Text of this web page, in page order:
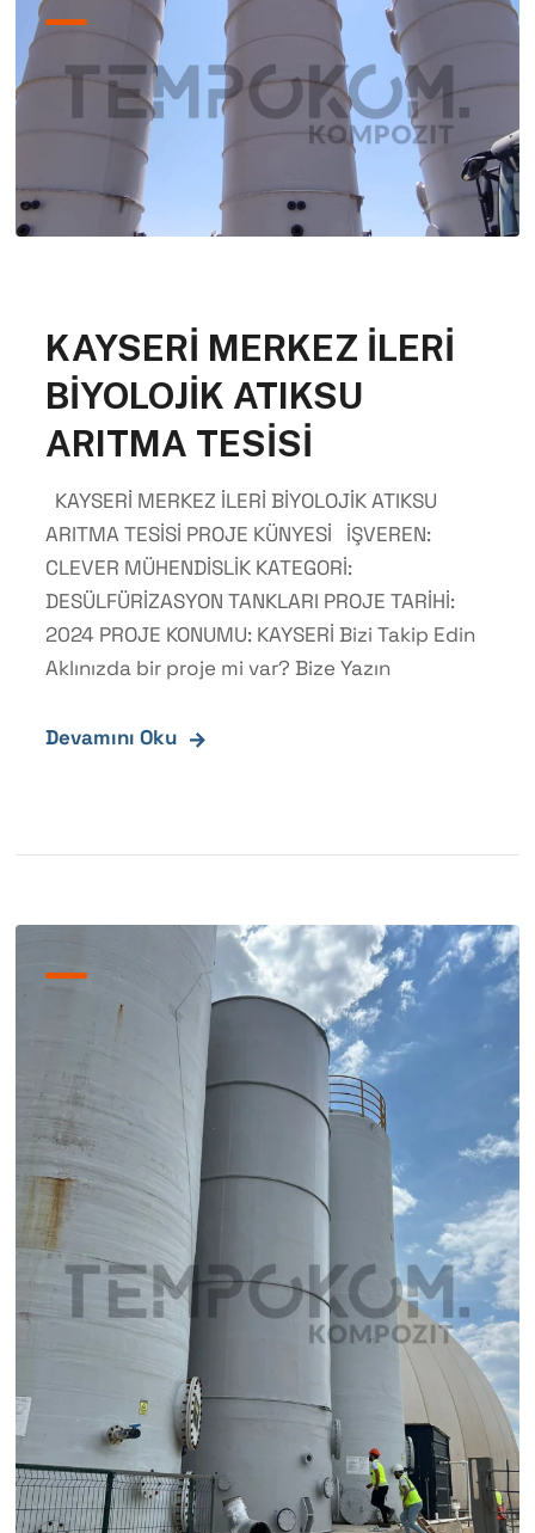
KAYSERİ MERKEZ İLERİ
BİYOLOJİK ATIKSU
ARITMA TESİSİ
KAYSERİ MERKEZ İLERİ BİYOLOJİK ATIKSU
ARITMA TESİSİ PROJE KÜNYESİ İŞVEREN:
CLEVER MÜHENDİSLİK KATEGORİ:
DESÜLFÜRİZASYON TANKLARI PROJE TARİHİ:
2024 PROJE KONUMU: KAYSERİ Bizi Takip Edin
Aklınızda bir proje mi var? Bize Yazın
Devamını Oku